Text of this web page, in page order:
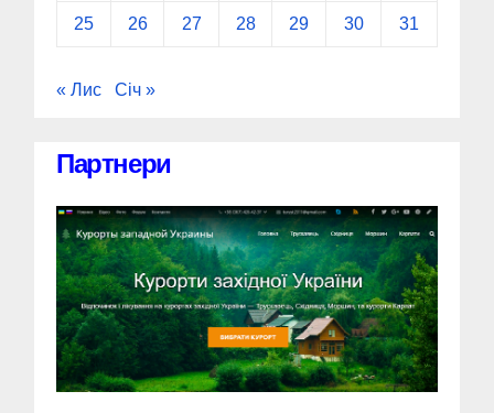
25 26 27 28 29 30 31
« Лис Січ »
Партнери